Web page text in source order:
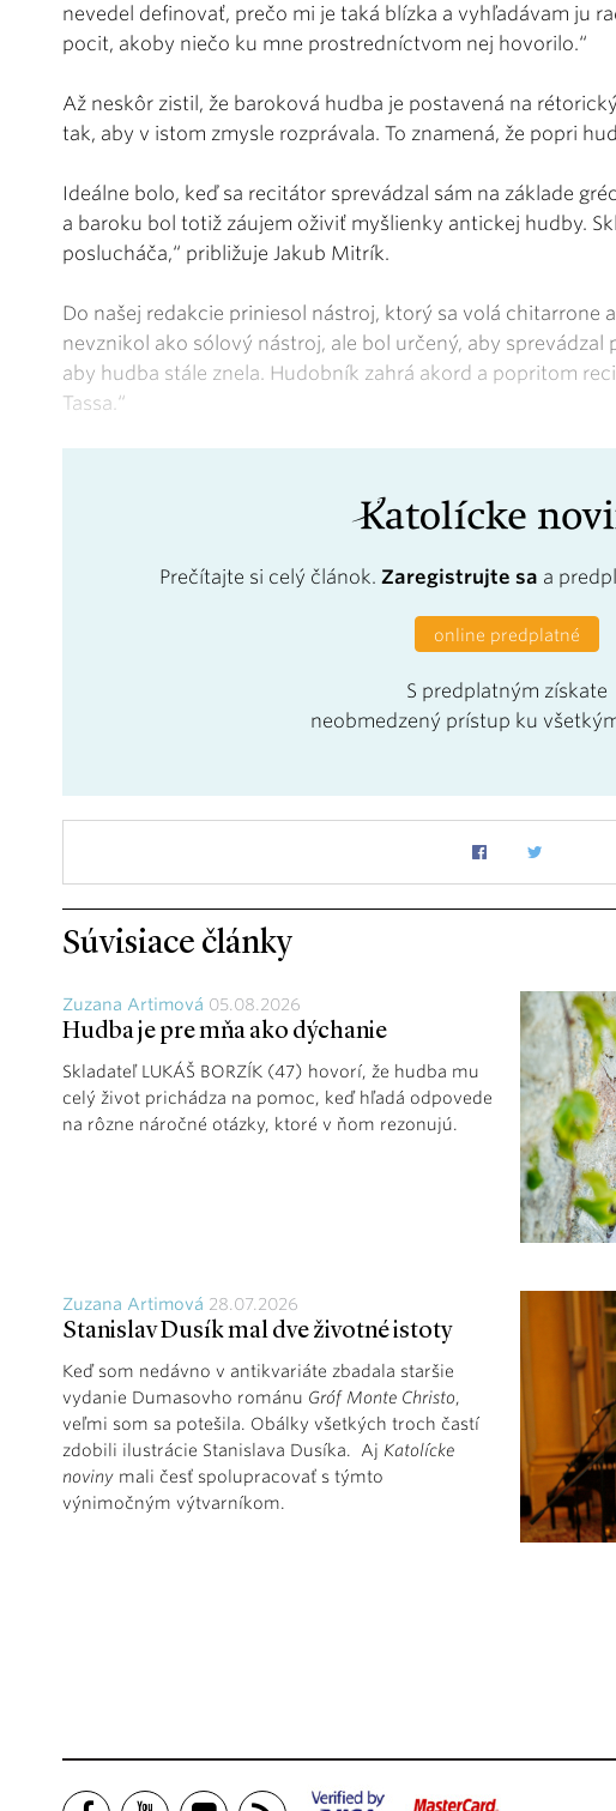
nevedel definovať, prečo mi je taká blízka a vyhľadávam ju
pocit, akoby niečo ku mne prostredníctvom nej hovorilo.“
Až neskôr zistil, že baroková hudba je postavená na
tak, aby v istom zmysle rozprávala. To znamená, že popri
Ideálne bolo, keď sa recitátor sprevádzal sám na základe
a baroku bol totiž záujem oživiť myšlienky antickej hudby.
poslucháča,“ približuje Jakub Mitrík.
Do našej redakcie priniesol nástroj, ktorý sa volá chitarrone
nevznikol ako sólový nástroj, ale bol určený, aby sprevádzal
aby hudba stále znela. Hudobník zahrá akord a popritom
Tassa.“
Prečítajte si celý článok. Zaregistrujte sa a
online predplatné
S predplatným získate
neobmedzený prístup ku
Súvisiace články
Zuzana Artimová 05.08.2026
Hudba je pre mňa ako dýchanie
Skladateľ LUKÁŠ BORZÍK (47) hovorí, že hudba mu
celý život prichádza na pomoc, keď hľadá odpovede
na rôzne náročné otázky, ktoré v ňom rezonujú.
Zuzana Artimová 28.07.2026
Stanislav Dusík mal dve životné istoty
Keď som nedávno v antikvariáte zbadala staršie
vydanie Dumasovho románu Gróf Monte Christo,
veľmi som sa potešila. Obálky všetkých troch častí
zdobili ilustrácie Stanislava Dusíka. Aj Katolícke
noviny mali česť spolupracovať s týmto
výnimočným výtvarníkom.